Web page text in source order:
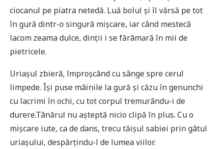
ciocanul pe piatra netedă. Luă bolul și îl vărsă pe tot
în gură dintr-o singură mișcare, iar când mestecă
lacom zeama dulce, dinții i se fărâmară în mii de
pietricele.
Uriașul zbieră, împroșcând cu sânge spre cerul
limpede. Își puse mâinile la gură și căzu în genunchi
cu lacrimi în ochi, cu tot corpul tremurându-i de
durere.Tânărul nu așteptă nicio clipă în plus. Cu o
mișcare iute, ca de dans, trecu tăișul sabiei prin gâtul
uriașului, despărțindu-l de lumea viilor.